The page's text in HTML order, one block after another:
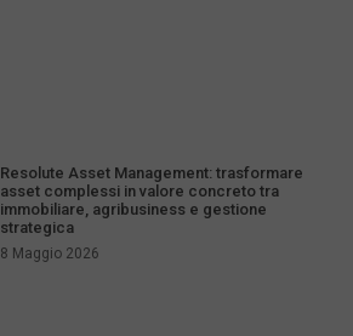
Resolute Asset Management: trasformare
asset complessi in valore concreto tra
immobiliare, agribusiness e gestione
strategica
8 Maggio 2026